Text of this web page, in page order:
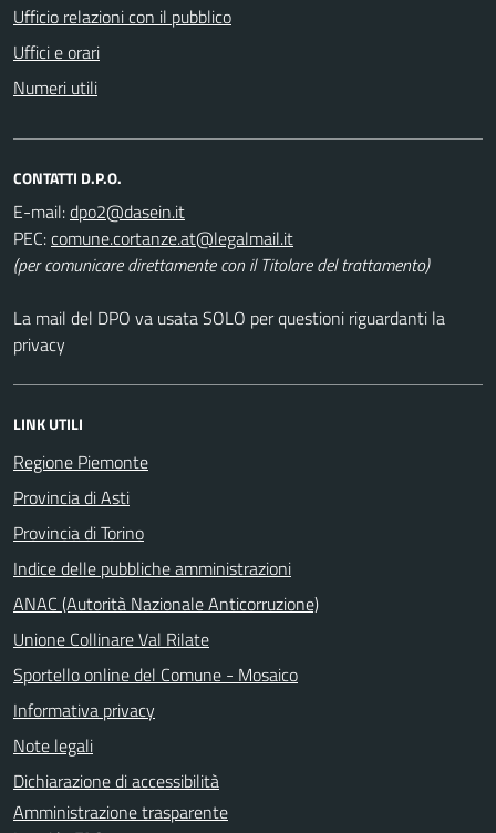
Ufficio relazioni con il pubblico
Uffici e orari
Numeri utili
CONTATTI D.P.O.
E-mail:
PEC:
(per comunicare direttamente con il Titolare del trattamento)
La mail del DPO va usata SOLO per questioni riguardanti la
privacy
LINK UTILI
Regione Piemonte
Provincia di Asti
Provincia di Torino
Indice delle pubbliche amministrazioni
ANAC (Autorità Nazionale Anticorruzione)
Unione Collinare Val Rilate
Sportello online del Comune - Mosaico
Informativa privacy
Note legali
Dichiarazione di accessibilità
Amministrazione trasparente